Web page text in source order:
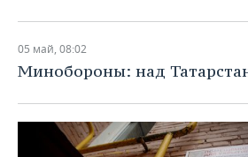
05 май, 08:02
Минобороны: над